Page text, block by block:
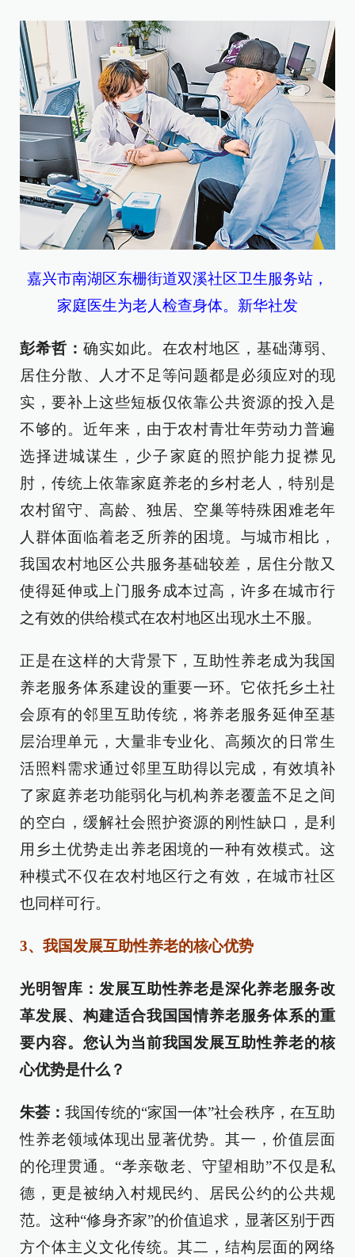
嘉兴市南湖区东栅街道双溪社区卫生服务站，
家庭医生为老人检查身体。新华社发
彭希哲： 确实如此。在农村地区，基础薄弱、
居住分散、人才不足等问题都是必须应对的现
实，要补上这些短板仅依靠公共资源的投入是
不够的。近年来，由于农村青壮年劳动力普遍
选择进城谋生，少子家庭的照护能力捉襟见
肘，传统上依靠家庭养老的乡村老人，特别是
农村留守、高龄、独居、空巢等特殊困难老年
人群体面临着老乏所养的困境。与城市相比，
我国农村地区公共服务基础较差，居住分散又
使得延伸或上门服务成本过高，许多在城市行
之有效的供给模式在农村地区出现水土不服。
正是在这样的大背景下，互助性养老成为我国
养老服务体系建设的重要一环。它依托乡土社
会原有的邻里互助传统，将养老服务延伸至基
层治理单元，大量非专业化、高频次的日常生
活照料需求通过邻里互助得以完成，有效填补
了家庭养老功能弱化与机构养老覆盖不足之间
的空白，缓解社会照护资源的刚性缺口，是利
用乡土优势走出养老困境的一种有效模式。这
种模式不仅在农村地区行之有效，在城市社区
也同样可行。
3、我国发展互助性养老的核心优势
光明智库：发展互助性养老是深化养老服务改
革发展、构建适合我国国情养老服务体系的重
要内容。您认为当前我国发展互助性养老的核
心优势是什么？
朱荟：我国传统的“家国一体”社会秩序，在互助
性养老领域体现出显著优势。其一，价值层面
的伦理贯通。“孝亲敬老、守望相助”不仅是私
德，更是被纳入村规民约、居民公约的公共规
范。这种“修身齐家”的价值追求，显著区别于西
方个体主义文化传统。其二，结构层面的网络